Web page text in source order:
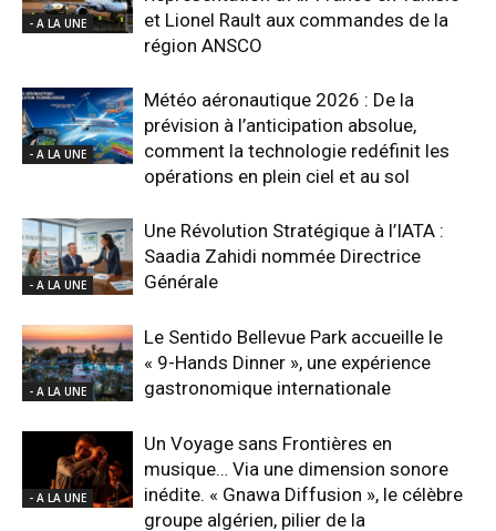
- A LA UNE
et Lionel Rault aux commandes de la
région ANSCO
- A LA UNE
Météo aéronautique 2026 : De la
prévision à l’anticipation absolue,
comment la technologie redéfinit les
opérations en plein ciel et au sol
- A LA UNE
Une Révolution Stratégique à l’IATA :
Saadia Zahidi nommée Directrice
Générale
- A LA UNE
Le Sentido Bellevue Park accueille le
« 9-Hands Dinner », une expérience
gastronomique internationale
- A LA UNE
Un Voyage sans Frontières en
musique… Via une dimension sonore
inédite. « Gnawa Diffusion », le célèbre
groupe algérien, pilier de la